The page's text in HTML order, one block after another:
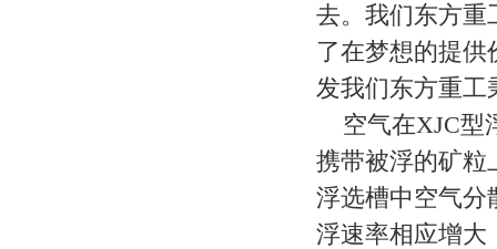
去。我们东方重
了在梦想的提
发我们东方重工
空气在XJC型
携带被浮的矿粒
浮选槽中空气分
浮速率相应增大